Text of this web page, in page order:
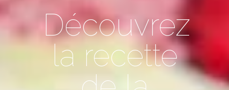
Découvrez
la recette